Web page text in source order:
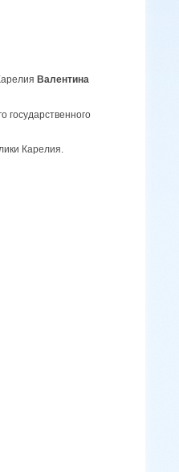
Валентина
государственного
Карелия.